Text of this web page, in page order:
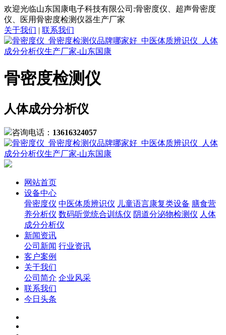
欢迎光临山东国康电子科技有限公司:骨密度仪、超声骨密度
仪、医用骨密度检测仪器生产厂家
关于我们 | 联系我们
骨密度检测仪
人体成分分析仪
咨询电话： 13616324057
网站首页
设备中心
骨密度仪 中医体质辨识仪 儿童语言康复类设备 膳食营
养分析仪 数码听觉统合训练仪 阴道分泌物检测仪 人体
成分分析仪
新闻资讯
公司新闻 行业资讯
客户案例
关于我们
公司简介 企业风采
联系我们
今日头条